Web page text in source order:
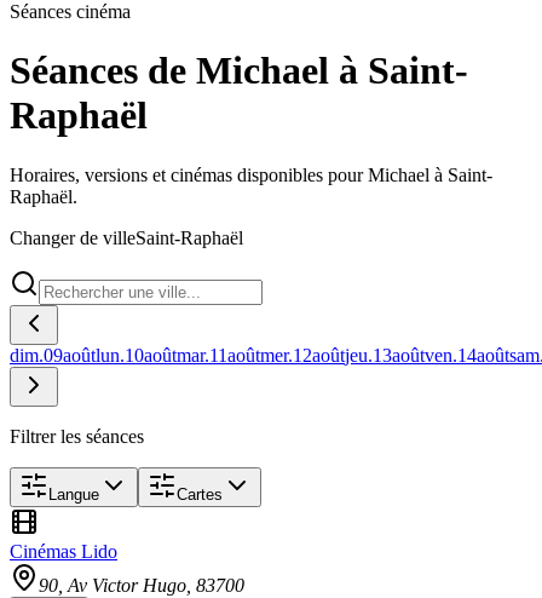
Séances cinéma
Séances de Michael à Saint-
Raphaël
Horaires, versions et cinémas disponibles pour Michael à Saint-
Raphaël.
Changer de villeSaint-Raphaël
dim.09aoûtlun.10aoûtmar.11aoûtmer.12aoûtjeu.13aoûtven.14août
Filtrer les séances
Langue Cartes
Cinémas Lido
90, Av Victor Hugo , 83700